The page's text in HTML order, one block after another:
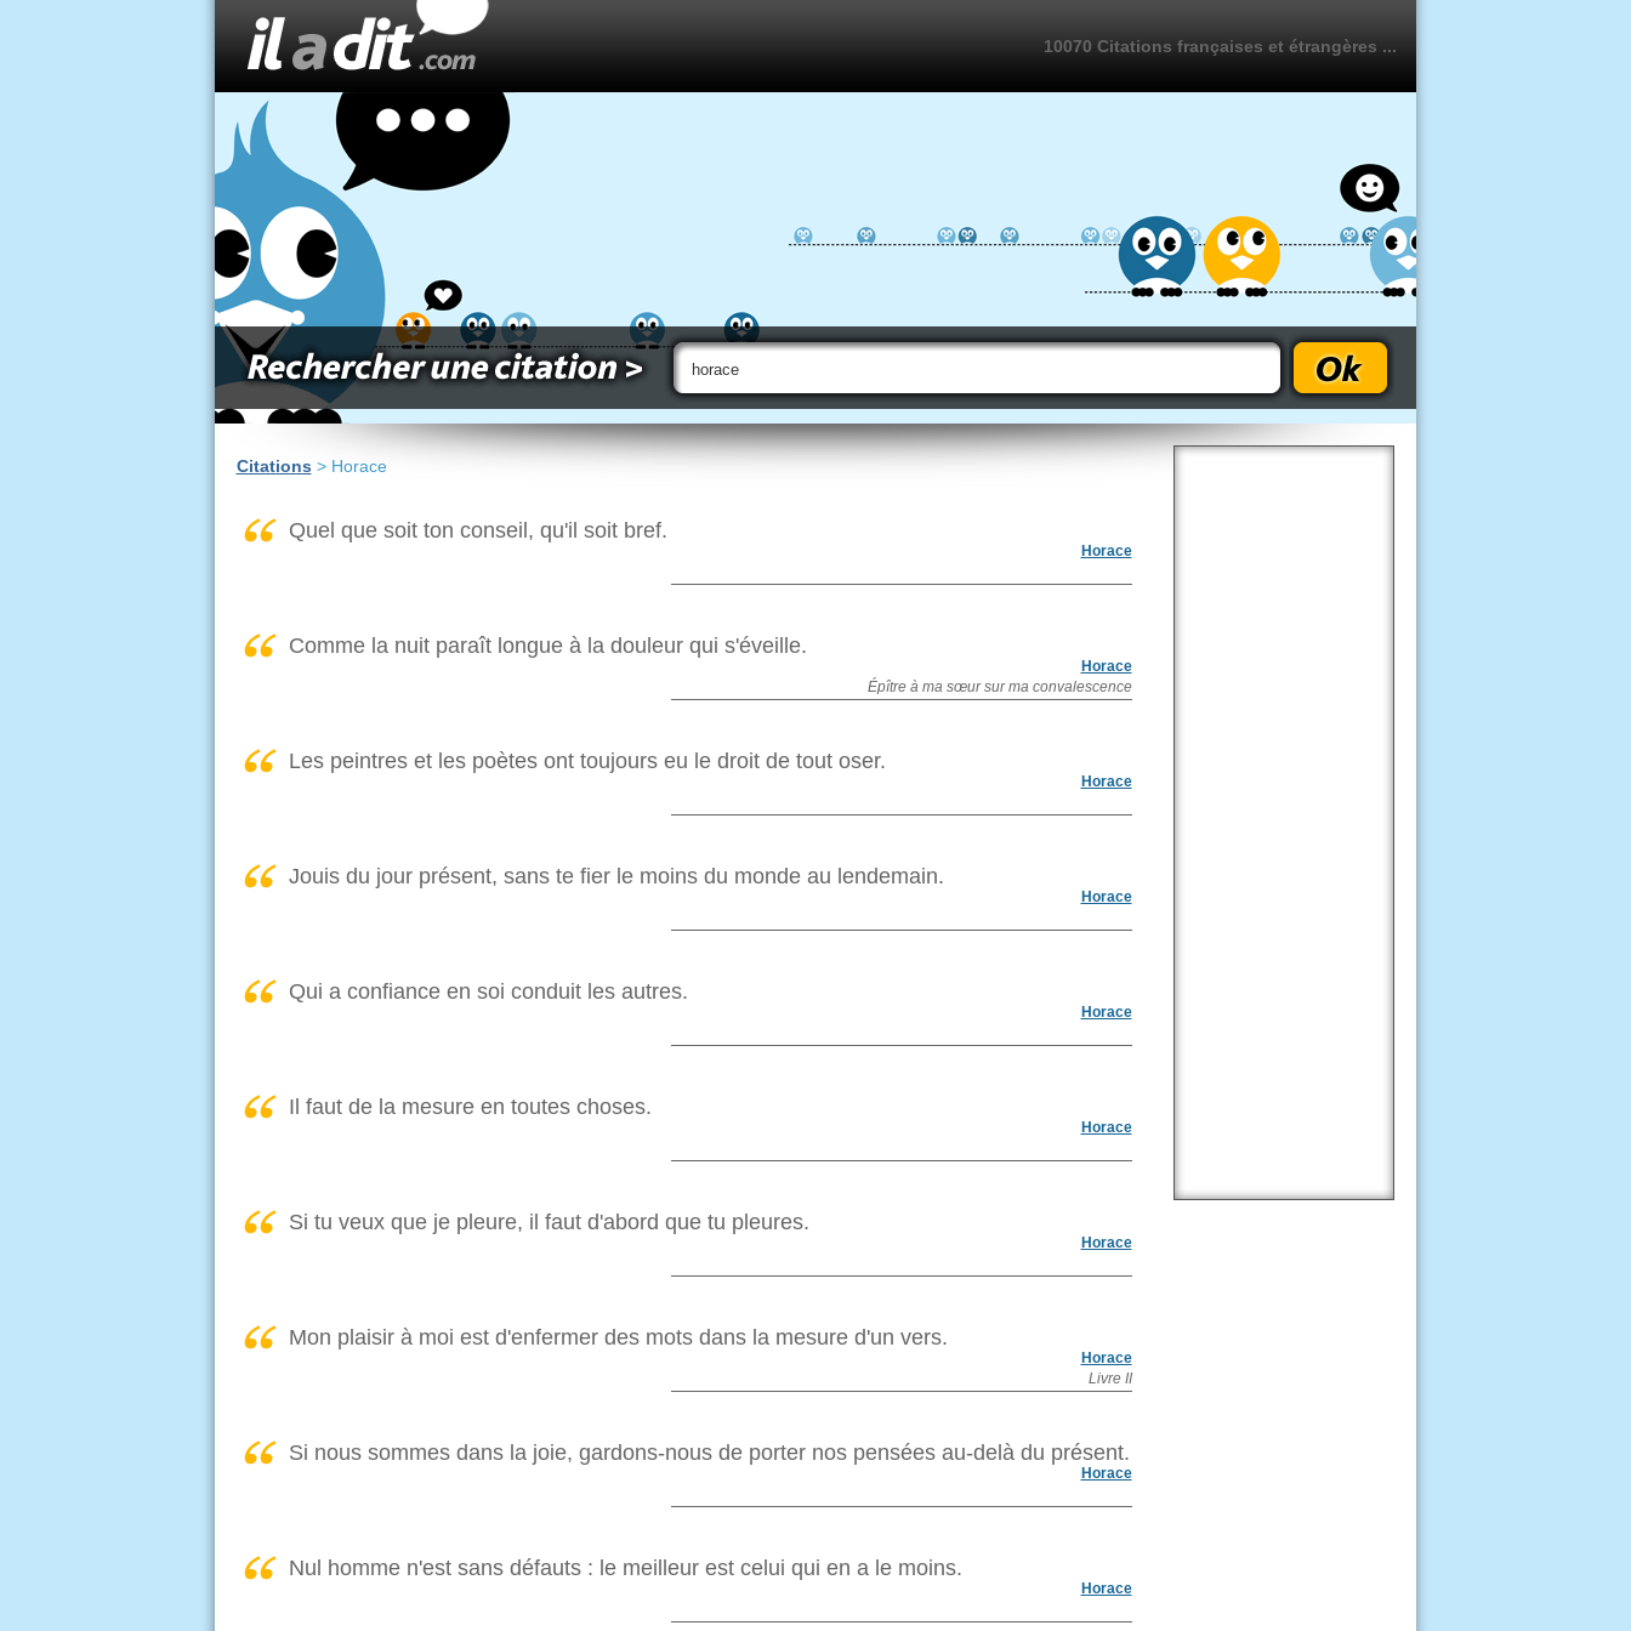
10070 Citations françaises et étrangères ...
Citations > Horace
Quel que soit ton conseil, qu'il soit bref.
Horace
Comme la nuit paraît longue à la douleur qui s'éveille.
Horace
Épître à ma sœur sur ma convalescence
Les peintres et les poètes ont toujours eu le droit de tout oser.
Horace
Jouis du jour présent, sans te fier le moins du monde au lendemain.
Horace
Qui a confiance en soi conduit les autres.
Horace
Il faut de la mesure en toutes choses.
Horace
Si tu veux que je pleure, il faut d'abord que tu pleures.
Horace
Mon plaisir à moi est d'enfermer des mots dans la mesure d'un vers.
Horace
Livre II
Si nous sommes dans la joie, gardons-nous de porter nos pensées au-delà du présent.
Horace
Nul homme n'est sans défauts : le meilleur est celui qui en a le moins.
Horace